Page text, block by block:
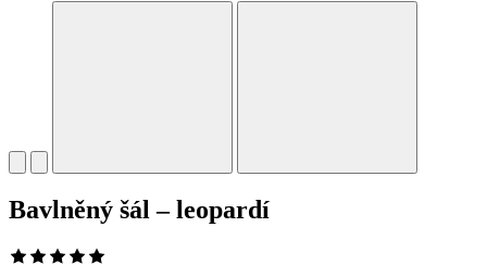
Bavlněný šál – leopardí